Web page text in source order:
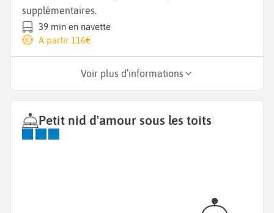
supplémentaires.
39 min en navette
A partir 116€
Voir plus d’informations
Petit nid d'amour sous les toits|